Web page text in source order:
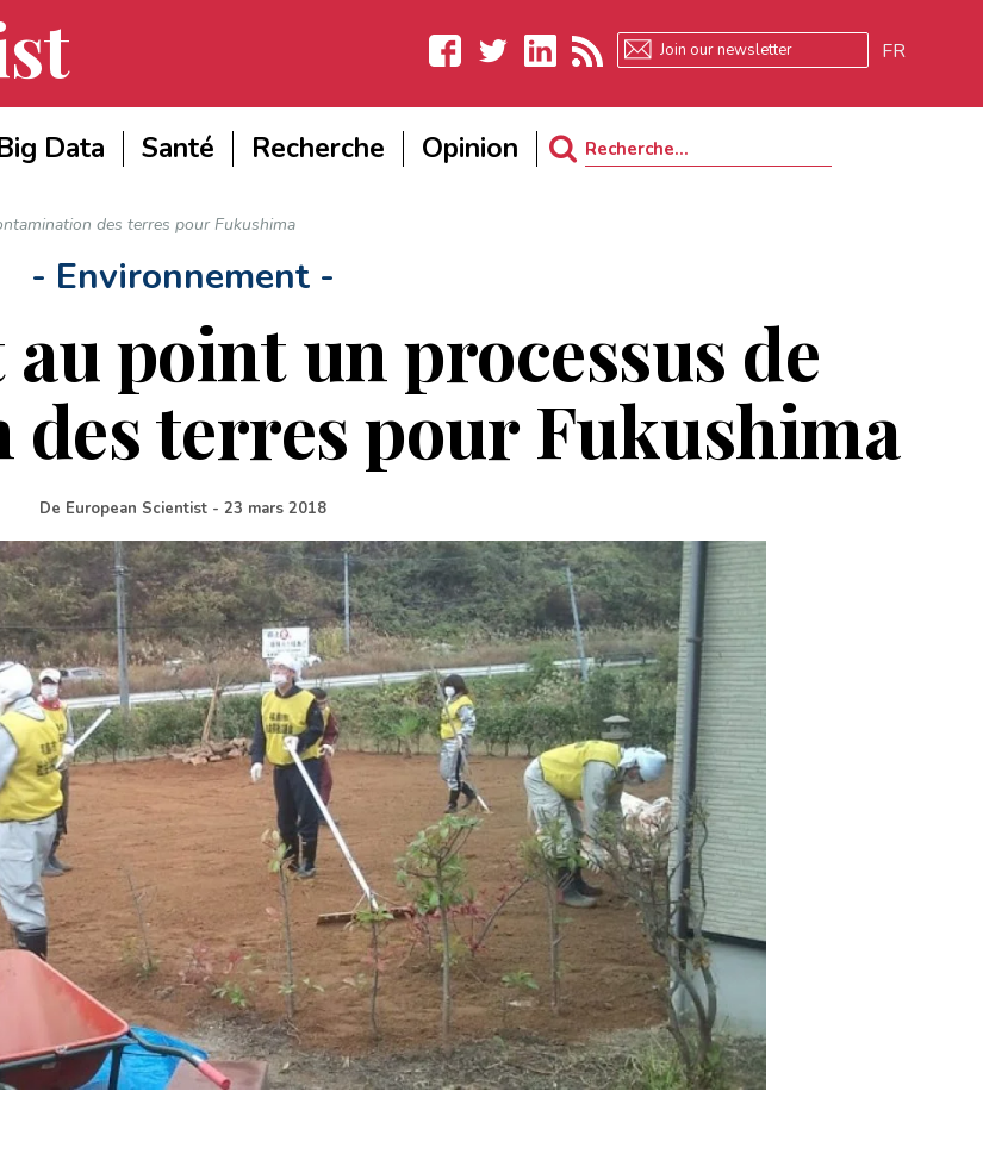
LinkedIn
FR
Data Santé Recherche Opinion
Search
des terres pour Fukushima
- Environnement -
point un processus de
terres pour Fukushima
De European Scientist - 23 mars 2018